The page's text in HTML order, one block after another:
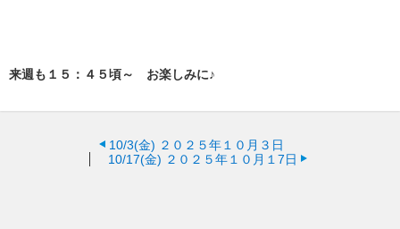
来週も１５：４５頃～ お楽しみに♪
10/3(金) ２０２５年１０月３日
10/17(金) ２０２５年１０月１7日